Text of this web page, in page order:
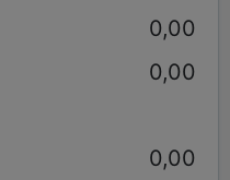
0,00
0,00
0,00